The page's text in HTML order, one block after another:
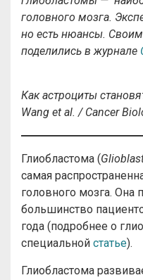
головного мозга.
но есть нюансы.
поделились в журнале
Как астроциты
Wang et al. / Cancer
Глиобластома (
самая
головного мозга. Она
большинство
года (подробнее о
специальной статье).
Глиобластома